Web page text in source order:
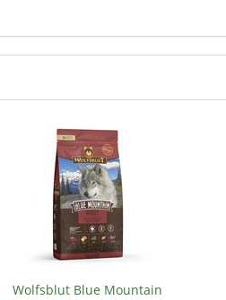
Wolfsblut Blue Mountain